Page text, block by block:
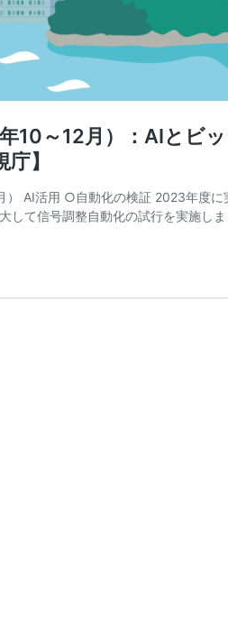
10～12月）：AIとビ
】
） AI活用 ○自動化の検証 2023年度
して信号調整自動化の試行を実施し